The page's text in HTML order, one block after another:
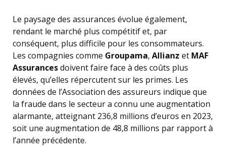
Le paysage des assurances évolue également,
rendant le marché plus compétitif et, par
conséquent, plus difficile pour les consommateurs.
Les compagnies comme Groupama, Allianz et MAF
Assurancesdoivent faire face à des coûts plus
élevés, qu’elles répercutent sur les primes. Les
données de l’Association des assureurs indique que
la fraude dans le secteur a connu une augmentation
alarmante, atteignant 236,8 millions d’euros en 2023,
soit une augmentation de 48,8 millions par rapport à
l’année précédente.